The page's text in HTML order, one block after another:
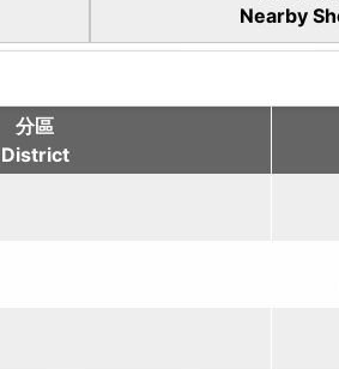
Nearby
分區
District